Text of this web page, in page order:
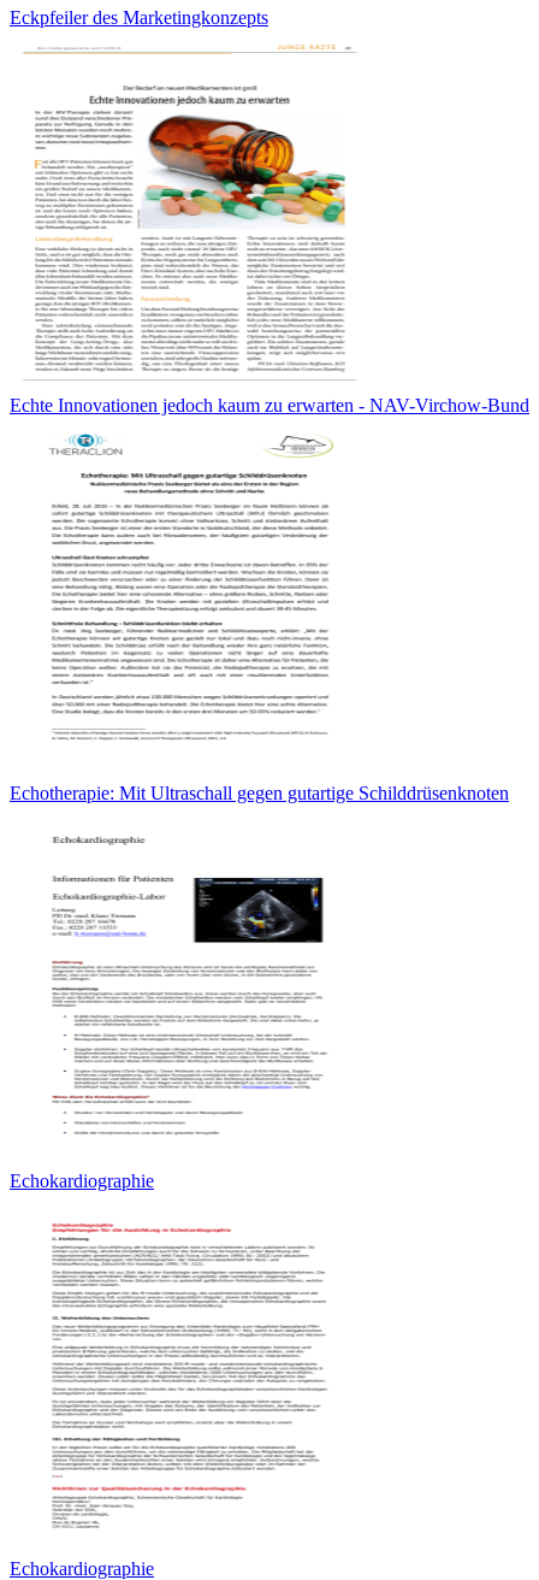
Eckpfeiler des Marketingkonzepts
Echte Innovationen jedoch kaum zu erwarten - NAV-Virchow-Bund
Echotherapie: Mit Ultraschall gegen gutartige Schilddrüsenknoten
Echokardiographie
Echokardiographie